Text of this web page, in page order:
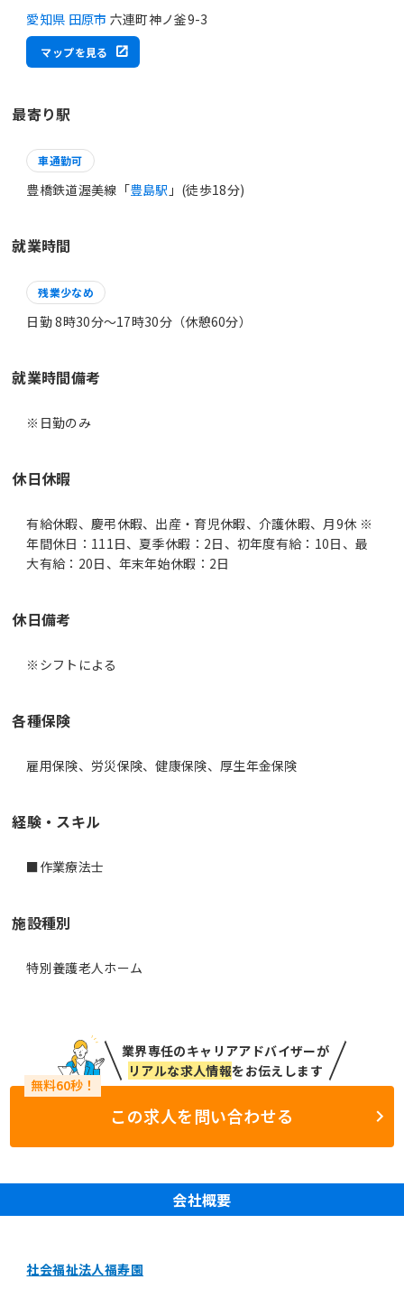
愛知県 田原市 六連町神ノ釜9-3
マップを見る
最寄り駅
車通勤可
豊橋鉄道渥美線「豊島駅 」(徒歩18分)
就業時間
残業少なめ
日勤 8時30分〜17時30分（休憩60分）
就業時間備考
※日勤のみ
休日休暇
有給休暇、慶弔休暇、出産・育児休暇、介護休暇、月9休 ※
年間休日：111日、夏季休暇：2日、初年度有給：10日、最
大有給：20日、年末年始休暇：2日
休日備考
※シフトによる
各種保険
雇用保険、労災保険、健康保険、厚生年金保険
経験・スキル
■作業療法士
施設種別
特別養護老人ホーム
業界専任のキャリアアドバイザーが
リアルな求人情報をお伝えします
この求人を問い合わせる
会社概要
社会福祉法人福寿園